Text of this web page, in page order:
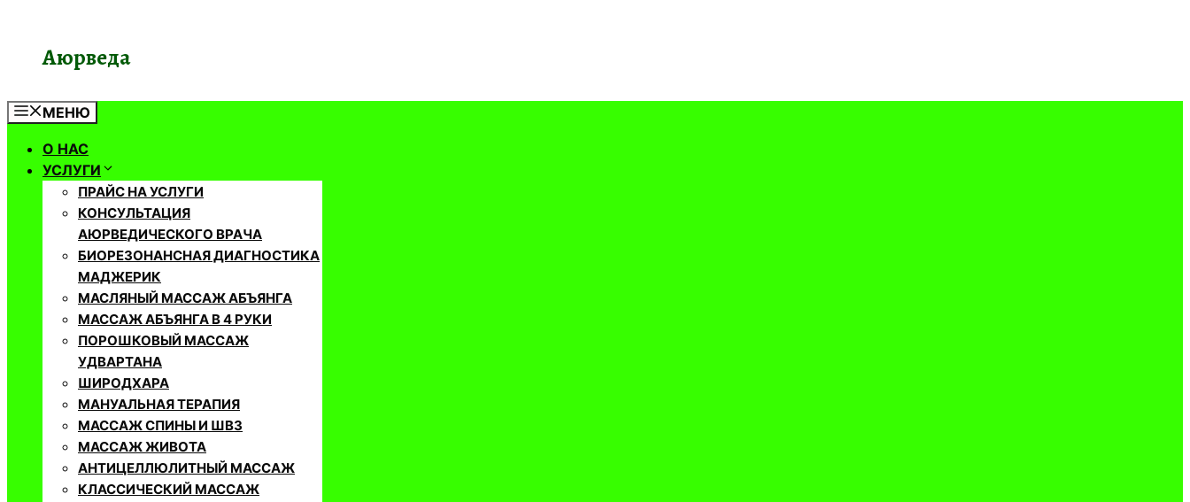
Аюрведа
МЕНЮ
О НАС
УСЛУГИ
ПРАЙС НА УСЛУГИ
КОНСУЛЬТАЦИЯ
АЮРВЕДИЧЕСКОГО ВРАЧА
БИОРЕЗОНАНСНАЯ ДИАГНОСТИКА
МАДЖЕРИК
МАСЛЯНЫЙ МАССАЖ АБЪЯНГА
МАССАЖ АБЪЯНГА В 4 РУКИ
ПОРОШКОВЫЙ МАССАЖ
УДВАРТАНА
ШИРОДХАРА
МАНУАЛЬНАЯ ТЕРАПИЯ
МАССАЖ СПИНЫ И ШВЗ
МАССАЖ ЖИВОТА
АНТИЦЕЛЛЮЛИТНЫЙ МАССАЖ
КЛАССИЧЕСКИЙ МАССАЖ